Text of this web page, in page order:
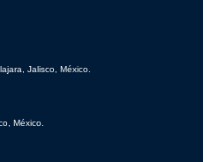
Jalisco, México.
México.